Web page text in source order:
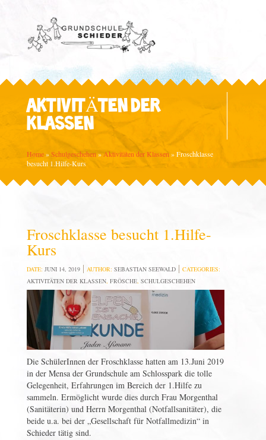
AKTIVITÄTEN DER
KLASSEN
Home » Schulgeschehen » Aktivitäten der Klassen »Froschklasse
besucht 1.Hilfe-Kurs
Froschklasse besucht 1.Hilfe-
Kurs
DATE: JUNI 14, 2019 AUTHOR: SEBASTIAN SEEWALD
CATEGORIES:
AKTIVITÄTEN DER KLASSEN, FRÖSCHE, SCHULGESCHEHEN
Die SchülerInnen der Froschklasse hatten am 13.Juni 2019
in der Mensa der Grundschule am Schlosspark die tolle
Gelegenheit, Erfahrungen im Bereich der 1.Hilfe zu
sammeln. Ermöglicht wurde dies durch Frau Morgenthal
(Sanitäterin) und Herrn Morgenthal (Notfallsanitäter), die
beide u.a. bei der „Gesellschaft für Notfallmedizin“ in
Schieder tätig sind.